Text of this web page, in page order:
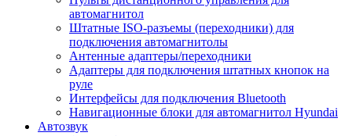
автомагнитол
Штатные ISO-разъемы (переходники) для
подключения автомагнитолы
Антенные адаптеры/переходники
Адаптеры для подключения штатных кнопок на
руле
Интерфейсы для подключения Bluetooth
Навигационные блоки для автомагнитол Hyundai
Автозвук